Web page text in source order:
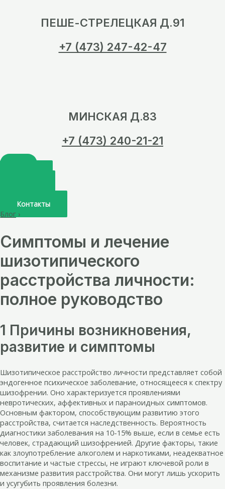
ПЕШЕ-СТРЕЛЕЦКАЯ Д.91
+7 (473) 247-42-47
МИНСКАЯ Д.83
+7 (473) 240-21-21
Контакты
Блог ›
Симптомы и лечение
шизотипического
расстройства личности:
полное руководство
1 Причины возникновения,
развитие и симптомы
Шизотипическое расстройство личности представляет собой
эндогенное психическое заболевание, относящееся к спектру
шизофрении. Оно характеризуется проявлениями
невротических, аффективных и параноидных симптомов.
Основным фактором, способствующим развитию этого
расстройства, считается наследственность. Вероятность
диагностики заболевания на 10-15% выше, если в семье есть
человек, страдающий шизофренией. Другие факторы, такие
как злоупотребление алкоголем и наркотиками, неадекватное
воспитание и частые стрессы, не играют ключевой роли в
механизме развития расстройства. Они могут лишь ускорить
и усугубить проявления болезни.